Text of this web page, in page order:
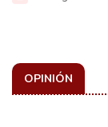
OPINIÓN